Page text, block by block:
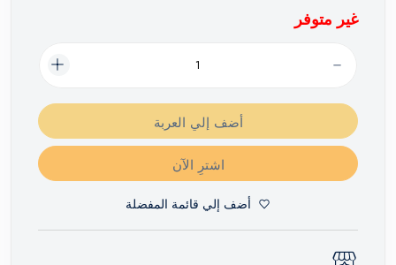
غير متوفر
أضف إلي العربة
اشترِ الآن
أضف إلي قائمة المفضلة